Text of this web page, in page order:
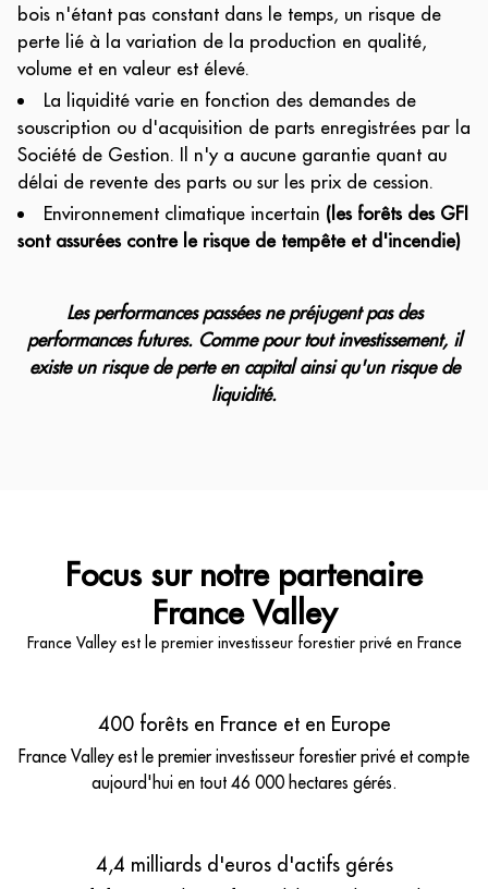
bois n'étant pas constant dans le temps, un risque de
perte lié à la variation de la production en qualité,
volume et en valeur est élevé.
La liquidité varie en fonction des demandes de
souscription ou d'acquisition de parts enregistrées par la
Société de Gestion. Il n'y a aucune garantie quant au
délai de revente des parts ou sur les prix de cession.
Environnement climatique incertain (les forêts des GFI
sont assurées contre le risque de tempête et d'incendie)
Les performances passées ne préjugent pas des
performances futures. Comme pour tout investissement, il
existe un risque de perte en capital ainsi qu'un risque de
liquidité.
Focus sur notre partenaire
France Valley
France Valley est le premier investisseur forestier privé en France
400 forêts en France et en Europe
France Valley est le premier investisseur forestier privé et compte
aujourd'hui en tout 46 000 hectares gérés.
4,4 milliards d'euros d'actifs gérés